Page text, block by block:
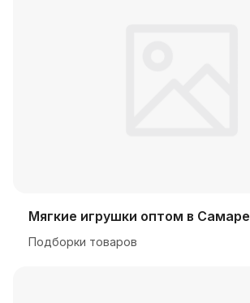
Мягкие игрушки оптом в Самаре
Подборки товаров